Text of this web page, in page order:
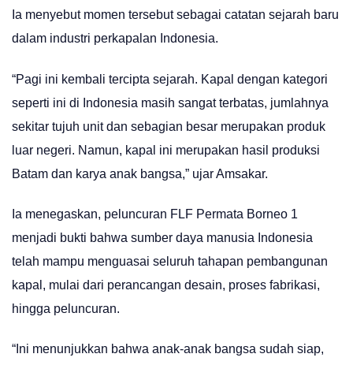
Ia menyebut momen tersebut sebagai catatan sejarah baru
dalam industri perkapalan Indonesia.
“Pagi ini kembali tercipta sejarah. Kapal dengan kategori
seperti ini di Indonesia masih sangat terbatas, jumlahnya
sekitar tujuh unit dan sebagian besar merupakan produk
luar negeri. Namun, kapal ini merupakan hasil produksi
Batam dan karya anak bangsa,” ujar Amsakar.
Ia menegaskan, peluncuran FLF Permata Borneo 1
menjadi bukti bahwa sumber daya manusia Indonesia
telah mampu menguasai seluruh tahapan pembangunan
kapal, mulai dari perancangan desain, proses fabrikasi,
hingga peluncuran.
“Ini menunjukkan bahwa anak-anak bangsa sudah siap,